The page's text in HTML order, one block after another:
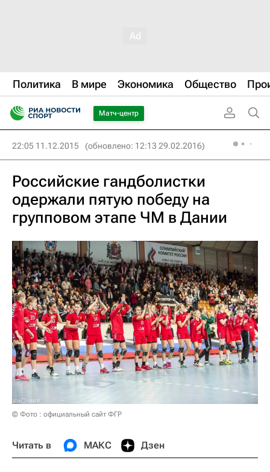
Политика В мире Экономика Общество
Матч-центр
22:05 11.12.2015 (обновлено: 12:13 29.02.2016)
Российские гандболистки
одержали пятую победу на
групповом этапе ЧМ в Дании
© Фото : официальный сайт ФГР
Читать в МАКС Дзен